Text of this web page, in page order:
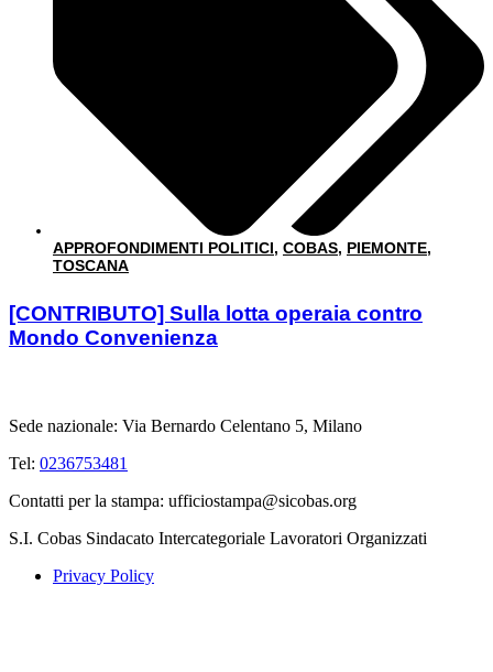
APPROFONDIMENTI POLITICI, COBAS, PIEMONTE,
TOSCANA
[CONTRIBUTO] Sulla lotta operaia contro
Mondo Convenienza
Sede nazionale: Via Bernardo Celentano 5, Milano
Tel: 0236753481
Contatti per la stampa: ufficiostampa@sicobas.org
S.I. Cobas Sindacato Intercategoriale Lavoratori Organizzati
Privacy Policy